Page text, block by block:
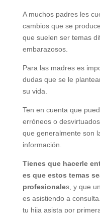
A muchos padres les
cambios que se
que suelen ser temas
embarazosos.
Para las madres es
dudas que se le
su vida.
Ten en cuenta que
erróneos o
que generalmente son
información.
Tienes que hacerle
es que estos temas
profesionales, y que
es asistiendo a
tu hija asista por